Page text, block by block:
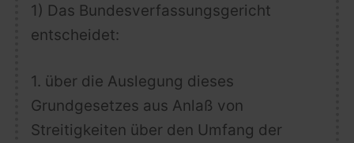
1) Das Bundesverfassungsgericht
entscheidet:
1. über die Auslegung dieses
Grundgesetzes aus Anlaß von
Streitigkeiten über den Umfang der